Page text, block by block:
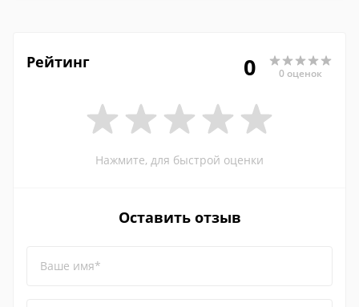
Рейтинг 0 0 оценок
Нажмите, для быстрой оценки
Оставить отзыв
Ваше имя*